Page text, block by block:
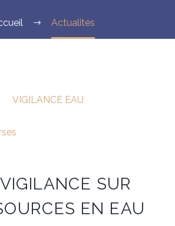
Actualités
VIGILANCE SUR
EN EAU